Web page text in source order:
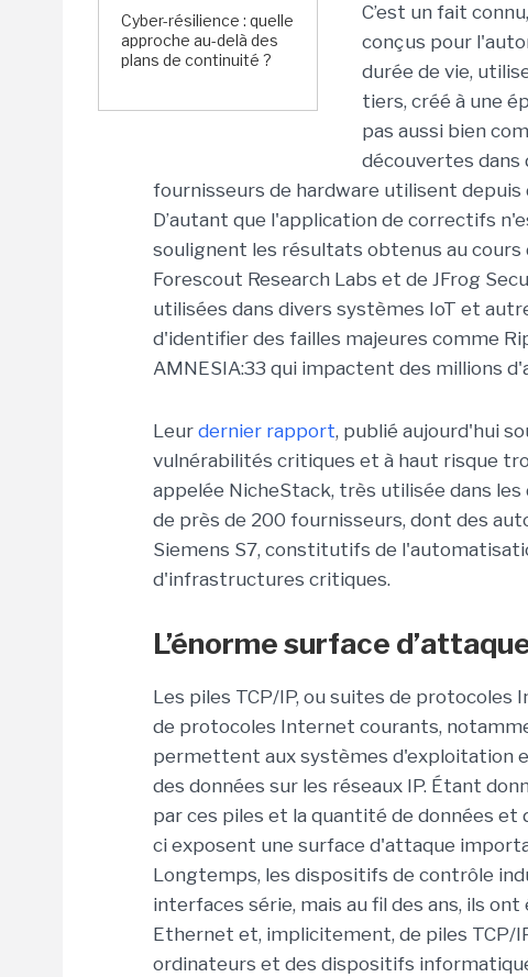
Cyber-résilience : quelle
approche au-delà des
plans de continuité ?
C’est un fait
conçus pour
durée de vie,
tiers, créé à une
pas aussi bien
découvertes dans
fournisseurs de hardware utilisent depuis
D’autant que l'application de correctifs
soulignent les résultats obtenus au cours
Forescout Research Labs et de JFrog
utilisées dans divers systèmes IoT et
d'identifier des failles majeures comme
AMNESIA:33 qui impactent des millions
Leur dernier rapport, publié aujourd'hui
vulnérabilités critiques et à haut risque
appelée NicheStack, très utilisée dans
de près de 200 fournisseurs, dont des
Siemens S7, constitutifs de
d'infrastructures critiques.
L’énorme surface
Les piles TCP/IP, ou suites de
de protocoles Internet courants,
permettent aux systèmes d'exploitation
des données sur les réseaux IP. Étant
par ces piles et la quantité de données
ci exposent une surface d'attaque
Longtemps, les dispositifs de contrôle
interfaces série, mais au fil des ans, ils
Ethernet et, implicitement, de piles TCP/
ordinateurs et des dispositifs